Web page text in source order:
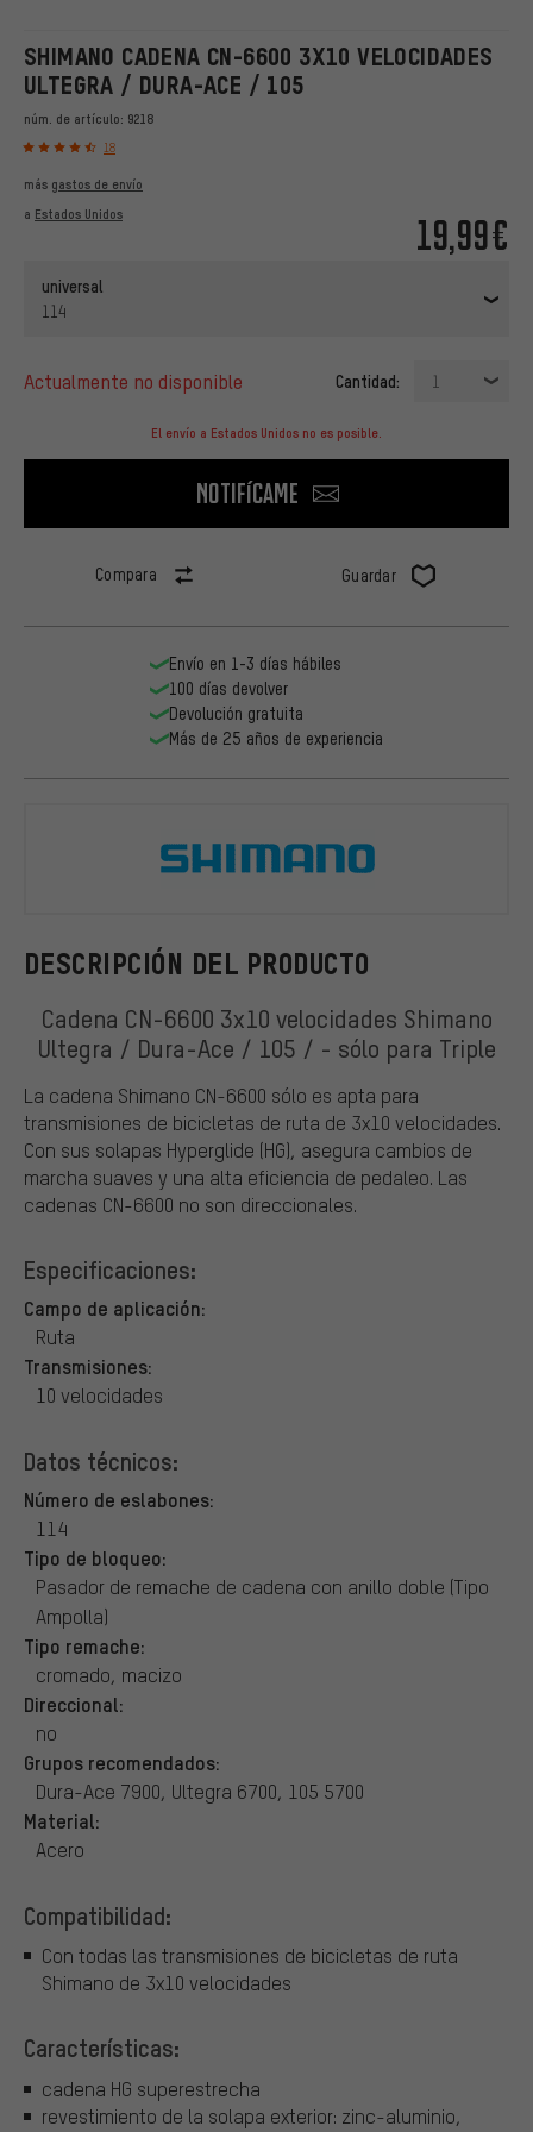
SHIMANO CADENA CN-6600 3X10 VELOCIDADES
ULTEGRA / DURA-ACE / 105
núm. de artículo: 9218
18
19,99€
más gastos de envío
a Estados Unidos
universal
114
actualmente no disponible Cantidad: 1
El envío a Estados Unidos no es posible.
Notifícame
Compara Guardar
DESCRIPCIÓN DEL PRODUCTO
Cadena CN-6600 3x10 velocidades Shimano
Ultegra / Dura-Ace / 105 / - sólo para Triple
La cadena Shimano CN-6600 sólo es apta para
transmisiones de bicicletas de ruta de 3x10 velocidades.
Con sus solapas Hyperglide (HG), asegura cambios de
marcha suaves y una alta eficiencia de pedaleo. Las
cadenas CN-6600 no son direccionales.
Especificaciones:
Campo de aplicación:
Ruta
Transmisiones:
10 velocidades
Datos técnicos:
Número de eslabones:
114
Tipo de bloqueo:
Pasador de remache de cadena con anillo doble (Tipo
Ampolla)
Tipo remache:
cromado, macizo
Direccional:
no
Grupos recomendados:
Dura-Ace 7900, Ultegra 6700, 105 5700
Material:
Acero
Compatibilidad:
Con todas las transmisiones de bicicletas de ruta
Shimano de 3x10 velocidades
Características:
cadena HG superestrecha
revestimiento de la solapa exterior: zinc-aluminio,
Envío en 1-3 días hábiles
100 días devolver
Devolución gratuita
Más de 25 años de experiencia
Shimano